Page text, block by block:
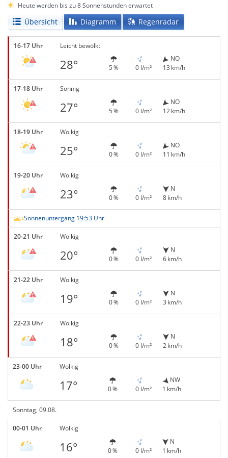
Heute werden bis zu 8 Sonnenstunden erwartet
Übersicht Diagramm Regenradar
16-17 Uhr Leicht bewölkt
28° 5 % 0 l/m²
NO
13 km/h
17-18 Uhr Sonnig
27° 5 % 0 l/m²
NO
12 km/h
18-19 Uhr Wolkig
25° 0 % 0 l/m²
NO
11 km/h
19-20 Uhr Wolkig
23° 0 % 0 l/m²
N
8 km/h
Sonnenuntergang 19:53 Uhr
20-21 Uhr Wolkig
20° 0 % 0 l/m²
N
6 km/h
21-22 Uhr Wolkig
19° 0 % 0 l/m²
N
3 km/h
22-23 Uhr Wolkig
18° 0 % 0 l/m²
N
2 km/h
23-00 Uhr Wolkig
17° 0 % 0 l/m²
NW
1 km/h
Sonntag, 09.08.
00-01 Uhr Wolkig
16° 0 % 0 l/m²
N
1 km/h